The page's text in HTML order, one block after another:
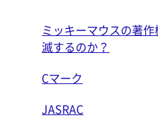
ミッキーマウスの著
滅するのか？
Cマーク
JASRAC